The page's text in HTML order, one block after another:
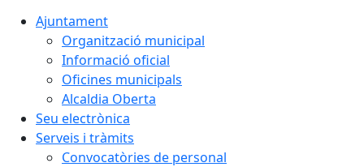
Ajuntament
Organització municipal
Informació oficial
Oficines municipals
Alcaldia Oberta
Seu electrònica
Serveis i tràmits
Convocatòries de personal